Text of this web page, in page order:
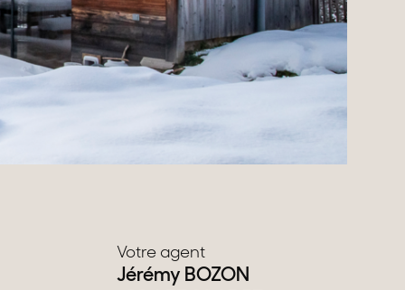
Votre agent
Jérémy BOZON